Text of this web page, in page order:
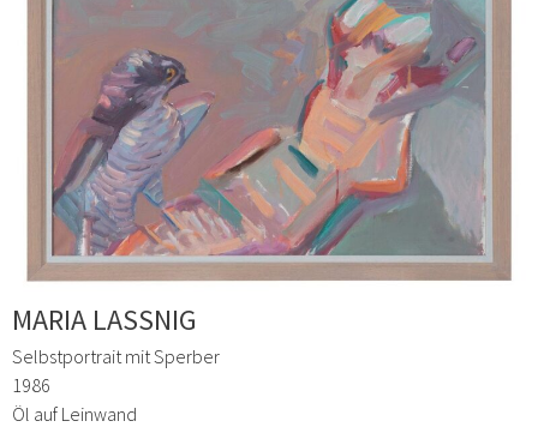
MARIA LASSNIG
Selbstportrait mit Sperber
1986
Öl auf Leinwand